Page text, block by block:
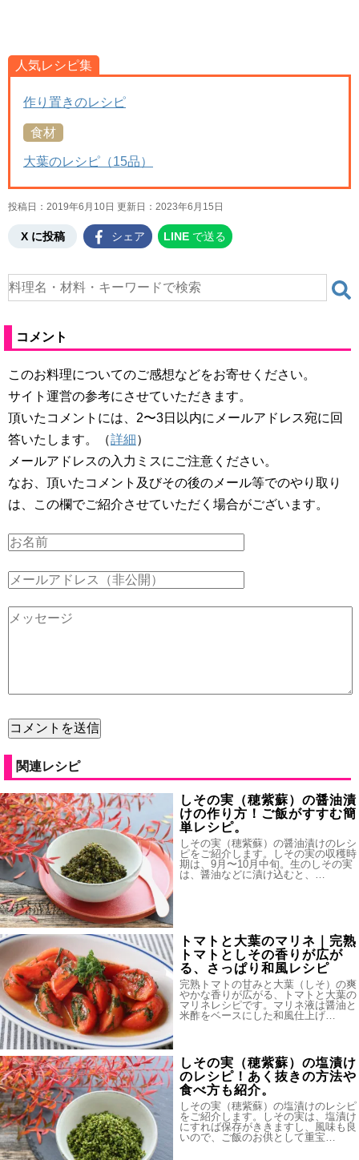
人気レシピ集
作り置きのレシピ
食材
大葉のレシピ（15品）
投稿日：2019年6月10日 更新日： 2023年6月15日
X に投稿 シェア LINE で送る
コメント
このお料理についてのご感想などをお寄せください。
サイト運営の参考にさせていただきます。
頂いたコメントには、2〜3日以内にメールアドレス宛に回
答いたします。（詳細）
メールアドレスの入力ミスにご注意ください。
なお、頂いたコメント及びその後のメール等でのやり取り
は、この欄でご紹介させていただく場合がございます。
関連レシピ
しその実（穂紫蘇）の醤油漬
けの作り方！ご飯がすすむ簡
単レシピ。
しその実（穂紫蘇）の醤油漬けのレシ
ピをご紹介します。しその実の収穫時
期は、9月〜10月中旬。生のしその実
は、醤油などに漬け込むと、…
トマトと大葉のマリネ｜完熟
トマトとしその香りが広が
る、さっぱり和風レシピ
完熟トマトの甘みと大葉（しそ）の爽
やかな香りが広がる、トマトと大葉の
マリネレシピです。マリネ液は醤油と
米酢をベースにした和風仕上げ…
しその実（穂紫蘇）の塩漬け
のレシピ！あく抜きの方法や
食べ方も紹介。
しその実（穂紫蘇）の塩漬けのレシピ
をご紹介します。しその実は、塩漬け
にすれば保存がききますし、風味も良
いので、ご飯のお供として重宝…